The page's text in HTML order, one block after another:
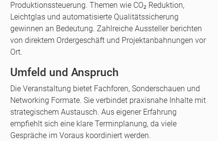
Produktionssteuerung. Themen wie CO₂ Reduktion,
Leichtglas und automatisierte Qualitätssicherung
gewinnen an Bedeutung. Zahlreiche Aussteller berichten
von direktem Ordergeschäft und Projektanbahnungen vor
Ort.
Umfeld und Anspruch
Die Veranstaltung bietet Fachforen, Sonderschauen und
Networking Formate. Sie verbindet praxisnahe Inhalte mit
strategischem Austausch. Aus eigener Erfahrung
empfiehlt sich eine klare Terminplanung, da viele
Gespräche im Voraus koordiniert werden.